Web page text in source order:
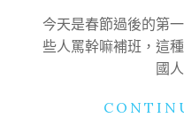
06
今天是春節過後的第
些人罵幹嘛補班，這
國